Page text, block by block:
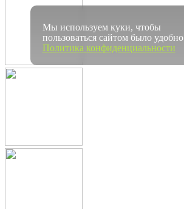
Мы используем куки, чтобы
пользоваться сайтом было удобно
Политика конфиденциальности